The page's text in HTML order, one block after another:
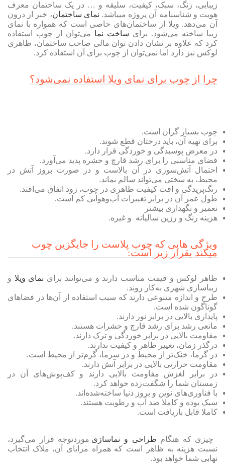
زیبایی، رنگ، سبک، کیفیت، سلیقه و … در یک ساختمان معرف
هویت و شناسنامه آن پروژه میباشد. نمای ساختمان، خبر از درون
آن می‌دهد. ویلا از ساختمان‌های خاصی است که همواره با نمای
زیبا ساخته می‌شود. برای ساخت نما می‌توان از چوب استفاده
کرد که علاوه ‌بر نشان دادن توان مالی صاحب ساختمان، ظاهری
لوکس نیز دارد اما نمی‌توان از چوب برای آن استفاده کرد.
چرا از چوب برای نمای ویلا استفاده نمی‌شود؟
چوب بسیار گران است.
برای تهیه آن، باید درختان قطع شوند.
در معرض پوسیدگی و خوردگی قرار دارد.
فضای مناسبی را برای رشد قارچ و حشره پدید می‌آورد.
احتمال آتش‌سوزی در آن بالاست و در صورت بروز آتش در
محیط، به سختی می‌تواند سالم بماند.
رنگ‌پریدگی و افت کیفیت ظاهری در چوب، زود اتفاق می‌افتد.
طول عمر آن در برابر تغییرات آب‌و‌هوایی کم است.
نعمیر و نگهداری بیشتر
هزینه رنگ و رزین سالیانه و غیره.
ویژگی هایی که چوب پلاست را جایگزین چوب
میکند بقرار زیر است:
ظاهر لوکس و قیمت مناسب دارند و می‌توانند برای نمای ویلا و
زیباسازی شهری به‌کار روند.
طرح و اندازه متنوعی دارند که سبب استفاده از آن‌ها در فضاهای
گوناگون شده است.
پایداری بالایی در برابر نور دارند.
مانعی رشد برای رشد قارچ و حشرات هستند.
مقاومت بالایی در برابر خوردگی و ترک دارند.
درگذر زمان، تغییر ظاهر و کیفیت ندارند.
در گرما، خنک‌تر از محیط و در سرما، گرم‌تر از محیط است.
مقاومت حرارتی بالایی در برابر آتش دارند.
در برابر لغزش مقاومت بالایی دارند و کف‌پوش‌های آن در
زمستان شما را شگفت‌زده خواهد کرد.
با فناوری‌های نوین و بروز دنیا ساخته‌شده‌اند.
سبک بوده و کاملا ضد آب و رطوبت هستند.
کاملا قابل بازیافت است.
چیزی که هنگام طراحی و نماسازی موردتوجه قرار می‌گیرد،
نسبت هزینه به ظاهر است که همراه مزایای آن، ملاک انتخاب
نهایی شما خواهد بود.